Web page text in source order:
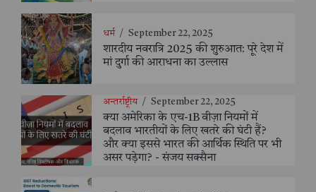
धर्म / September 22, 2025
शारदीय नवरात्रि 2025 की शुरुआत: पूरे देश में
मां दुर्गा की आराधना का उल्लास
अन्तर्राष्ट्रीय / September 22, 2025
क्या अमेरिका के एच-1B वीज़ा नियमों में
बदलाव भारतीयों के लिए खतरे की घंटी हैं?
और क्या इससे भारत की आर्थिक स्थिति पर भी
असर पड़ेगा? - संजय सक्सैना